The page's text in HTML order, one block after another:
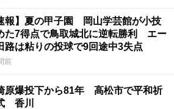
報】夏の甲子園 岡山学芸館が小技
た7得点で鳥取城北に逆転勝利 エー
路は粘りの投球で9回途中3失点
前
原爆投下から81年 高松市で平和祈
香川